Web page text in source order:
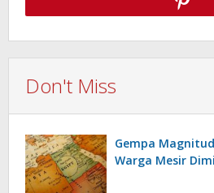
Don't Miss
Gempa
Warga Mesir